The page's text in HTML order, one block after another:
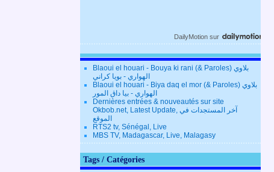
DailyMotion sur
Blaoui el houari - Bouya ki rani (& Paroles) بلاوي
الهواري - بويا كراني
Blaoui el houari - Biya daq el mor (& Paroles) بلاوي
الهواري - بيا داق المور
Dernières entrées & nouveautés sur site
Okbob.net, Latest Update, آخر المستجدات في
الموقع
RTS2 tv, Sénégal, Live
MBS TV, Madagascar, Live, Malagasy
Tags / Catégories